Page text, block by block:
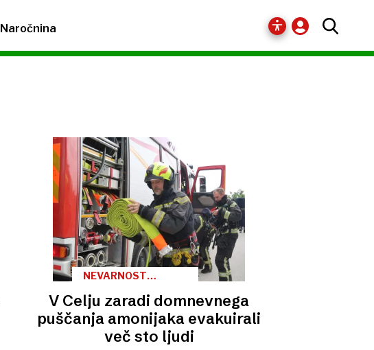
Naročnina
NEVARNOST
V Celju zaradi domnevnega
puščanja amonijaka evakuirali
več sto ljudi